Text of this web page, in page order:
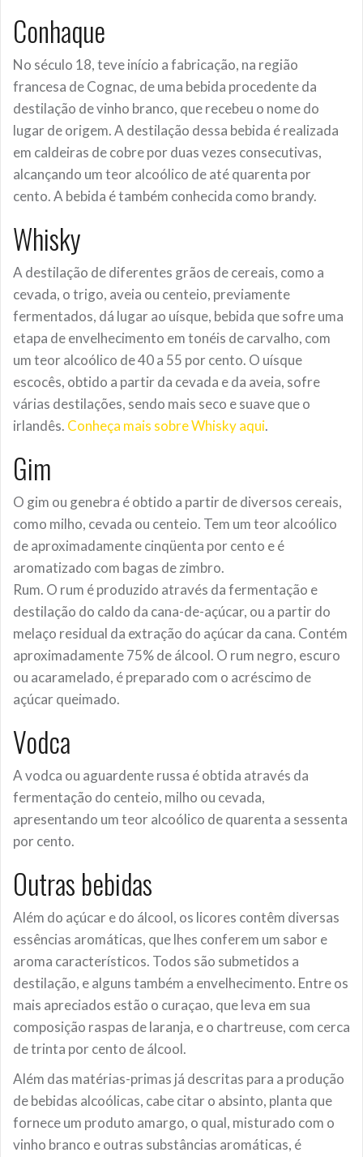
Conhaque
No século 18, teve início a fabricação, na região
francesa de Cognac, de uma bebida procedente da
destilação de vinho branco, que recebeu o nome do
lugar de origem. A destilação dessa bebida é realizada
em caldeiras de cobre por duas vezes consecutivas,
alcançando um teor alcoólico de até quarenta por
cento. A bebida é também conhecida como brandy.
Whisky
A destilação de diferentes grãos de cereais, como a
cevada, o trigo, aveia ou centeio, previamente
fermentados, dá lugar ao uísque, bebida que sofre uma
etapa de envelhecimento em tonéis de carvalho, com
um teor alcoólico de 40 a 55 por cento. O uísque
escocês, obtido a partir da cevada e da aveia, sofre
várias destilações, sendo mais seco e suave que o
irlandês. Conheça mais sobre Whisky aqui.
Gim
O gim ou genebra é obtido a partir de diversos cereais,
como milho, cevada ou centeio. Tem um teor alcoólico
de aproximadamente cinqüenta por cento e é
aromatizado com bagas de zimbro.
Rum. O rum é produzido através da fermentação e
destilação do caldo da cana-de-açúcar, ou a partir do
melaço residual da extração do açúcar da cana. Contém
aproximadamente 75% de álcool. O rum negro, escuro
ou acaramelado, é preparado com o acréscimo de
açúcar queimado.
Vodca
A vodca ou aguardente russa é obtida através da
fermentação do centeio, milho ou cevada,
apresentando um teor alcoólico de quarenta a sessenta
por cento.
Outras bebidas
Além do açúcar e do álcool, os licores contêm diversas
essências aromáticas, que lhes conferem um sabor e
aroma característicos. Todos são submetidos a
destilação, e alguns também a envelhecimento. Entre os
mais apreciados estão o curaçao, que leva em sua
composição raspas de laranja, e o chartreuse, com cerca
de trinta por cento de álcool.
Além das matérias-primas já descritas para a produção
de bebidas alcoólicas, cabe citar o absinto, planta que
fornece um produto amargo, o qual, misturado com o
vinho branco e outras substâncias aromáticas, é